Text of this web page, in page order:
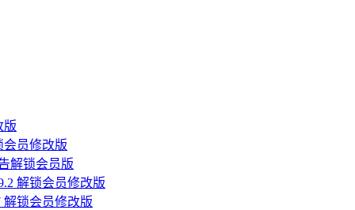
版
会员修改版
解锁会员版
解锁会员修改版
解锁会员修改版